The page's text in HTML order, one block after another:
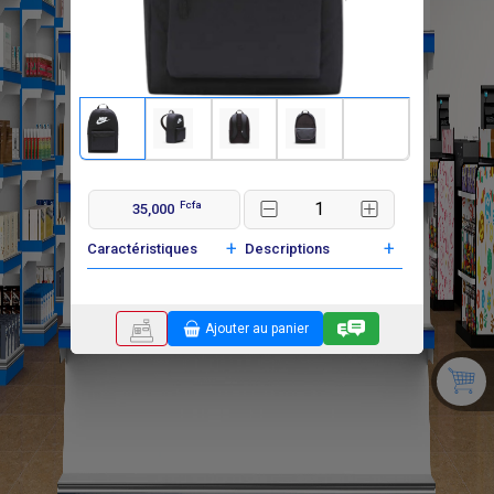
35,000 Fcfa
Caractéristiques + Descriptions +
Ajouter au panier